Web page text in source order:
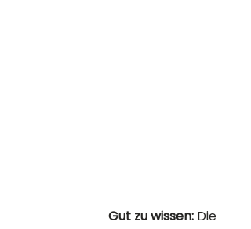
Gut zu wissen: Die